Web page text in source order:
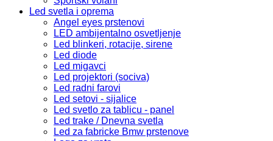
Led svetla i oprema
Angel eyes prstenovi
LED ambijentalno osvetljenje
Led blinkeri, rotacije, sirene
Led diode
Led migavci
Led projektori (sociva)
Led radni farovi
Led setovi - sijalice
Led svetlo za tablicu - panel
Led trake / Dnevna svetla
Led za fabricke Bmw prstenove